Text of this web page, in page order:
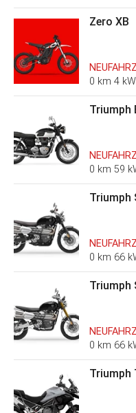
Zero XB
0 km 4
Triumph
0 km 59
Triumph
0 km 66
Triumph
0 km 66
Triumph